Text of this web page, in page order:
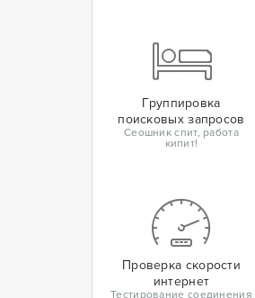
Группировка
поисковых запросов
Сеошник спит, работа
кипит!
Проверка скорости
интернет
Тестирование соединения